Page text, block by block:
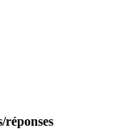
réponses